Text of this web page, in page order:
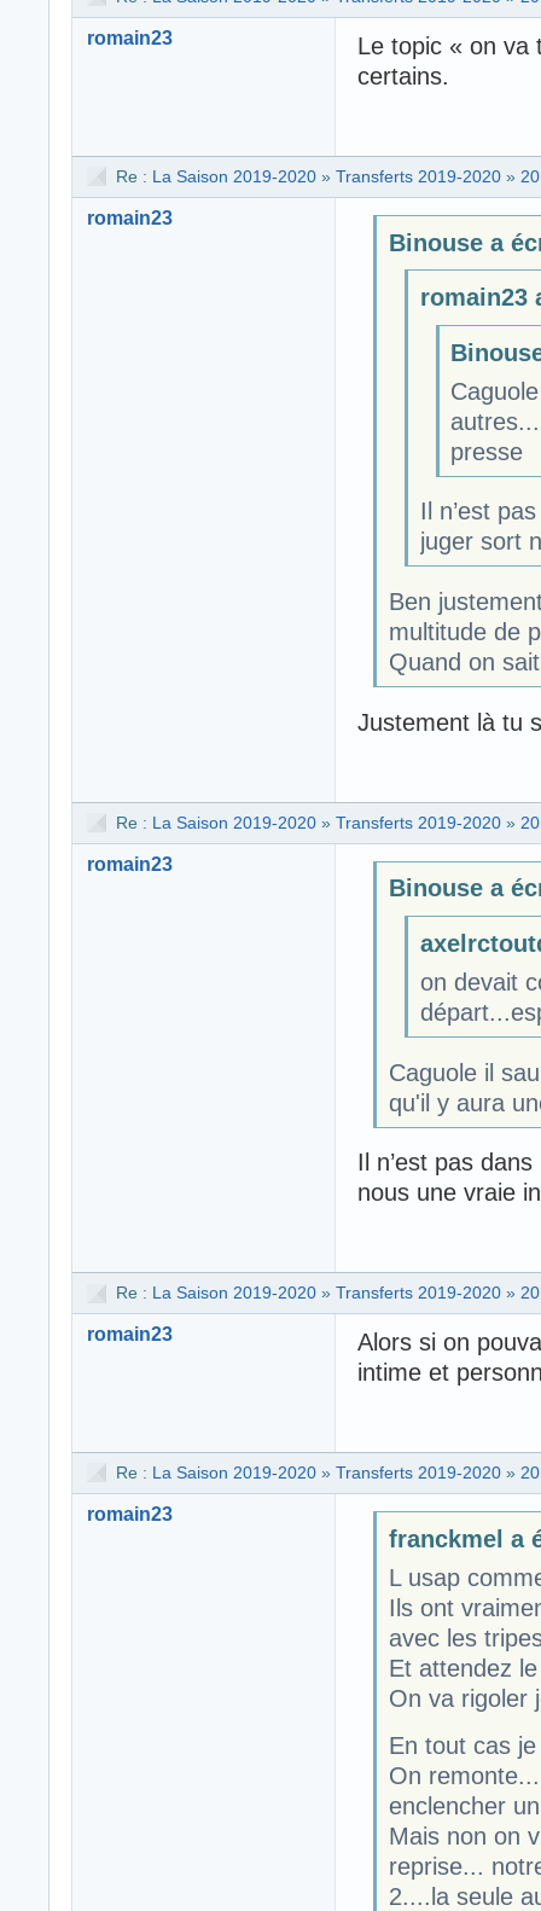
romain23
Le topic « on va
certains.
Re : La Saison 2019-2020 » Transferts 2019-2020 »
romain23
Binouse a
romain23
presse
Il n’est
juger sort
Ben
multitude de
Quand on
Justement là tu
Re : La Saison 2019-2020 » Transferts 2019-2020 »
romain23
Binouse a
on devait
Caguole il
qu'il y aura
Il n’est pas
nous une vraie
Re : La Saison 2019-2020 » Transferts 2019-2020 »
romain23
Alors si on
intime et
Re : La Saison 2019-2020 » Transferts 2019-2020 »
romain23
franckmel a
L usap
Ils ont
avec les
Et attendez
On va rigoler
En tout cas
On
enclencher
Mais non on
reprise...
2....la seule